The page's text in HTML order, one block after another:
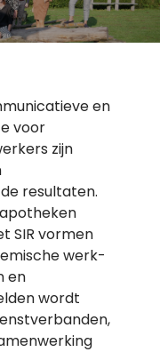
en
voor
zijn
resultaten.
SIR vormen
werk-
en
wordt